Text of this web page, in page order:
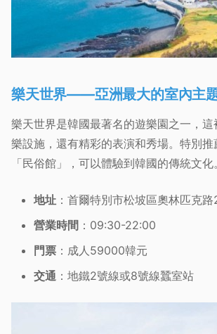
樂天世界——亞洲最大的室內主
樂天世界是韓國最著名的遊樂園之一，
樂設施，還有精彩的表演和秀場。特別
「民俗館」，可以體驗到韓國的傳統文化。
地址 ：首爾特別市松坡區奧林匹克
營業時間 ：09:30-22:00
門票 ：成人59000韓元
交通 ：地鐵2號線或8號線蠶室站